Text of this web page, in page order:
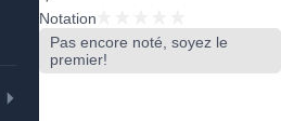
Notation
Pas encore noté, soyez le
premier!